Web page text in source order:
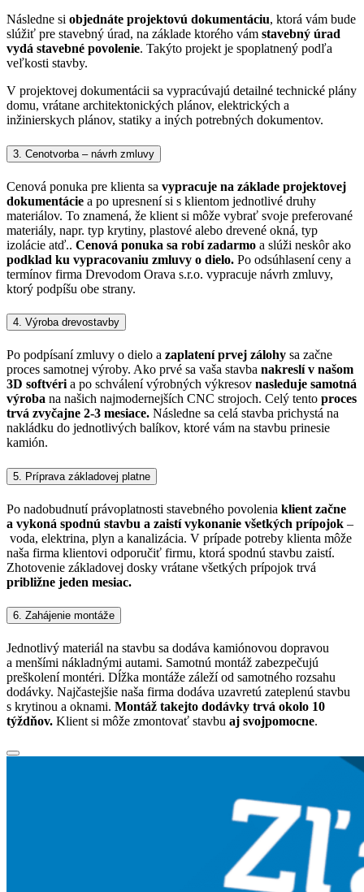
Následne si objednáte projektovú dokumentáciu, ktorá vám bude
slúžiť pre stavebný úrad, na základe ktorého vám stavebný úrad
vydá stavebné povolenie. Takýto projekt je spoplatnený podľa
veľkosti stavby.
V projektovej dokumentácii sa vypracúvajú detailné technické plány
domu, vrátane architektonických plánov, elektrických a
inžinierskych plánov, statiky a iných potrebných dokumentov.
3. Cenotvorba – návrh zmluvy
Cenová ponuka pre klienta sa vypracuje na základe projektovej
dokumentácie a po upresnení si s klientom jednotlivé druhy
materiálov. To znamená, že klient si môže vybrať svoje preferované
materiály, napr. typ krytiny, plastové alebo drevené okná, typ
izolácie atď.. Cenová ponuka sa robí zadarmo a slúži neskôr ako
podklad ku vypracovaniu zmluvy o dielo. Po odsúhlasení ceny a
termínov firma Drevodom Orava s.r.o. vypracuje návrh zmluvy,
ktorý podpíšu obe strany.
4. Výroba drevostavby
Po podpísaní zmluvy o dielo a zaplatení prvej zálohy sa začne
proces samotnej výroby. Ako prvé sa vaša stavba nakreslí v našom
3D softvéri a po schválení výrobných výkresov nasleduje samotná
výroba na našich najmodernejších CNC strojoch. Celý tento proces
trvá zvyčajne 2-3 mesiace. Následne sa celá stavba prichystá na
nakládku do jednotlivých balíkov, ktoré vám na stavbu prinesie
kamión.
5. Príprava základovej platne
Po nadobudnutí právoplatnosti stavebného povolenia klient začne
a vykoná spodnú stavbu a zaistí vykonanie všetkých prípojok –
voda, elektrina, plyn a kanalizácia. V prípade potreby klienta môže
naša firma klientovi odporučiť firmu, ktorá spodnú stavbu zaistí.
Zhotovenie základovej dosky vrátane všetkých prípojok trvá
približne jeden mesiac.
6. Zahájenie montáže
Jednotlivý materiál na stavbu sa dodáva kamiónovou dopravou
a menšími nákladnými autami. Samotnú montáž zabezpečujú
preškolení montéri. Dĺžka montáže záleží od samotného rozsahu
dodávky. Najčastejšie naša firma dodáva uzavretú zateplenú stavbu
s krytinou a oknami. Montáž takejto dodávky trvá okolo 10
týždňov. Klient si môže zmontovať stavbu aj svojpomocne.